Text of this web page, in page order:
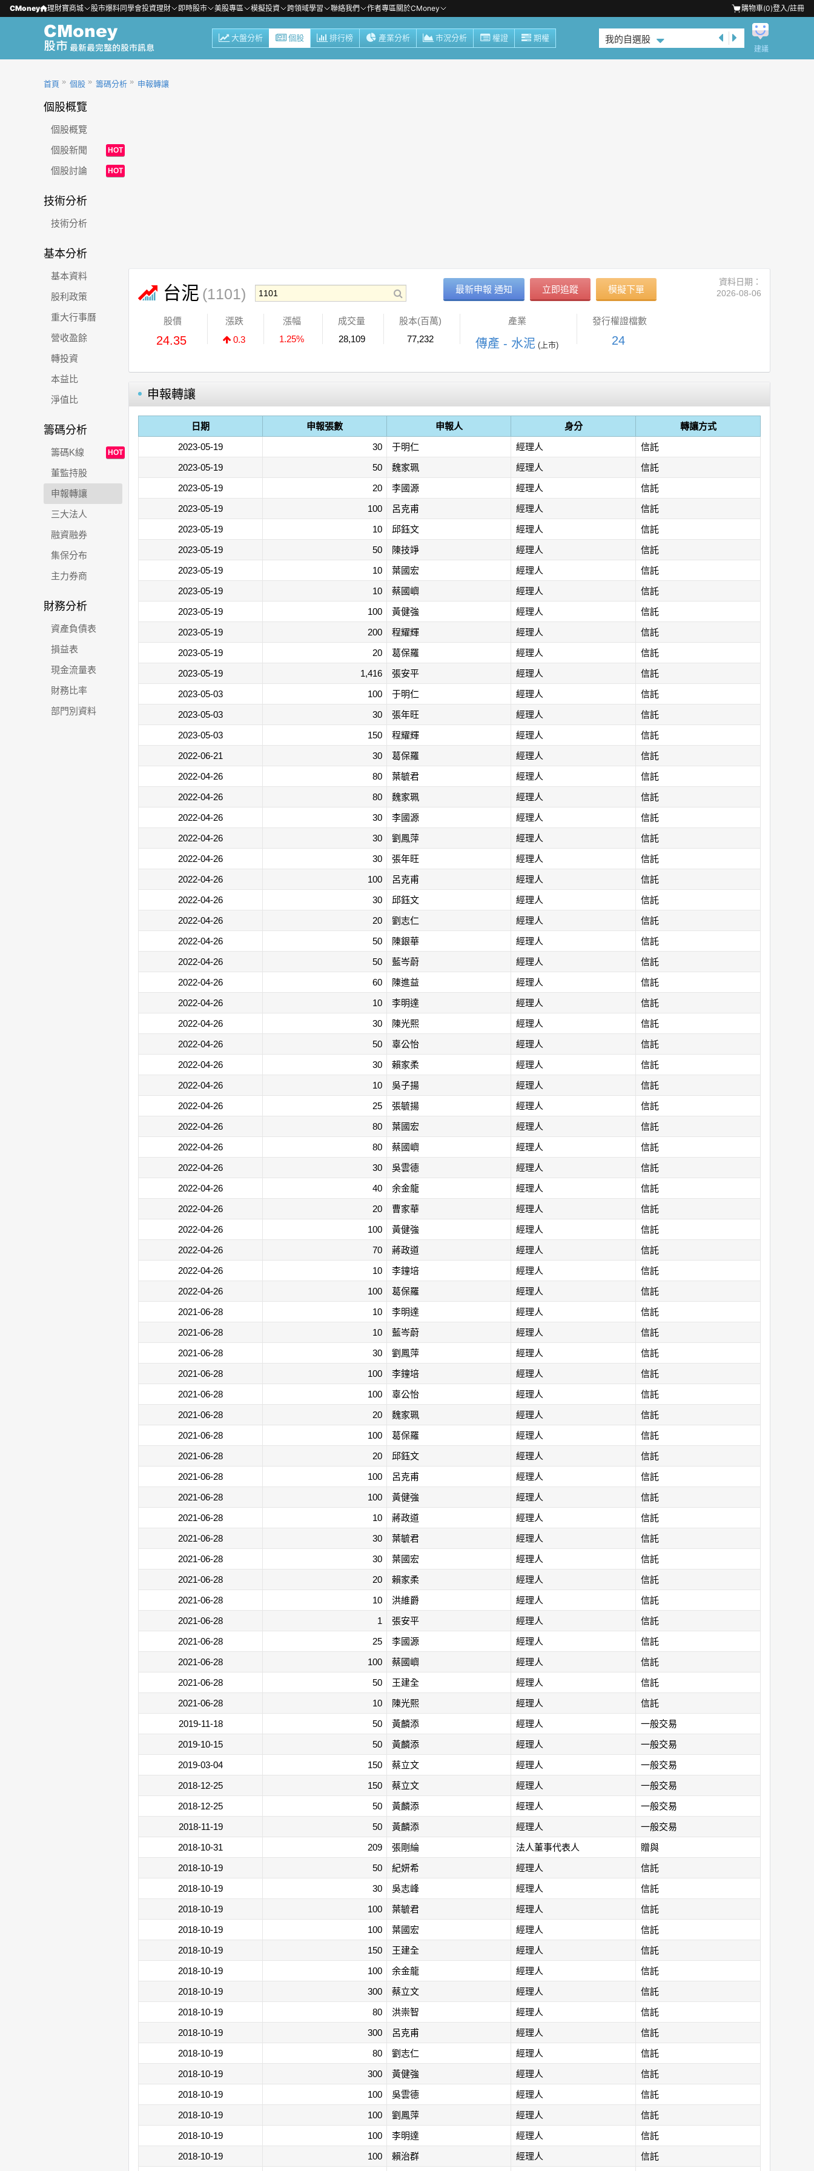
CMoney 理財寶商城 股市爆料同學會投資理財 即時股市 美股專區 模擬投資 跨領域學習 聯絡我們 作者專區關於CMoney 購物車(0)登入/註冊
大盤分析 個股 排行榜 產業分析 市況分析 權證 期權 我的自選股
建議
首頁 個股 籌碼分析 申報轉讓
個股概覽
個股概覽
個股新聞
HOT
個股討論 HOT
技術分析
技術分析
基本分析
基本資料
股利政策
重大行事曆
營收盈餘
轉投資
本益比
淨值比
籌碼分析
籌碼K線 HOT
董監持股
申報轉讓
三大法人
融資融券
集保分布
主力券商
財務分析
資產負債表
損益表
現金流量表
財務比率
部門別資料
台泥 (1101) 最新申報 通知 立即追蹤 模擬下單
資料日期：
2026-08-06
股價
24.35
漲跌
0.3
漲幅
1.25%
成交量
28,109
股本(百萬)
77,232
產業
傳產 - 水泥 (上市)
發行權證檔數
24
申報轉讓
日期 申報張數 申報人 身分
轉讓方式
2023-05-19
30 于明仁 經理人
信託
2023-05-19
50 魏家珮 經理人
信託
2023-05-19
20 李國源 經理人
信託
2023-05-19
100 呂克甫 經理人
信託
2023-05-19
10 邱鈺文 經理人
信託
2023-05-19
50 陳技竫 經理人
信託
2023-05-19
10 葉國宏 經理人
信託
2023-05-19
10 蔡國嶼 經理人
信託
2023-05-19
100 黃健強 經理人
信託
2023-05-19
200 程耀輝 經理人
信託
2023-05-19
20 葛保羅 經理人
信託
2023-05-19
1,416 張安平 經理人
信託
2023-05-03
100 于明仁 經理人
信託
2023-05-03
30 張年旺 經理人
信託
2023-05-03
150 程耀輝 經理人
信託
2022-06-21
30 葛保羅 經理人
信託
2022-04-26
80 葉毓君 經理人
信託
2022-04-26
80 魏家珮 經理人
信託
2022-04-26
30 李國源 經理人
信託
2022-04-26
30 劉鳳萍 經理人
信託
2022-04-26
30 張年旺 經理人
信託
2022-04-26
100 呂克甫 經理人
信託
2022-04-26
30 邱鈺文 經理人
信託
2022-04-26
20 劉志仁 經理人
信託
2022-04-26
50 陳銀華 經理人
信託
2022-04-26
50 藍岑蔚 經理人
信託
2022-04-26
60 陳進益 經理人
信託
2022-04-26
10 李明達 經理人
信託
2022-04-26
30 陳光熙 經理人
信託
2022-04-26
50 辜公怡 經理人
信託
2022-04-26
30 賴家柔 經理人
信託
2022-04-26
10 吳子揚 經理人
信託
2022-04-26
25 張毓揚 經理人
信託
2022-04-26
80 葉國宏 經理人
信託
2022-04-26
80 蔡國嶼 經理人
信託
2022-04-26
30 吳雲德 經理人
信託
2022-04-26
40 余金龍 經理人
信託
2022-04-26
20 曹家華 經理人
信託
2022-04-26
100 黃健強 經理人
信託
2022-04-26
70 蔣政道 經理人
信託
2022-04-26
10 李鐘培 經理人
信託
2022-04-26
100 葛保羅 經理人
信託
2021-06-28
10 李明達 經理人
信託
2021-06-28
10 藍岑蔚 經理人
信託
2021-06-28
30 劉鳳萍 經理人
信託
2021-06-28
100 李鐘培 經理人
信託
2021-06-28
100 辜公怡 經理人
信託
2021-06-28
20 魏家珮 經理人
信託
2021-06-28
100 葛保羅 經理人
信託
2021-06-28
20 邱鈺文 經理人
信託
2021-06-28
100 呂克甫 經理人
信託
2021-06-28
100 黃健強 經理人
信託
2021-06-28
10 蔣政道 經理人
信託
2021-06-28
30 葉毓君 經理人
信託
2021-06-28
30 葉國宏 經理人
信託
2021-06-28
20 賴家柔 經理人
信託
2021-06-28
10 洪維爵 經理人
信託
2021-06-28
1 張安平 經理人
信託
2021-06-28
25 李國源 經理人
信託
2021-06-28
100 蔡國嶼 經理人
信託
2021-06-28
50 王建全 經理人
信託
2021-06-28
10 陳光熙 經理人
信託
2019-11-18
50 黃麟添 經理人
一般交易
2019-10-15
50 黃麟添 經理人
一般交易
2019-03-04
150 蔡立文 經理人
一般交易
2018-12-25
150 蔡立文 經理人
一般交易
2018-12-25
50 黃麟添 經理人
一般交易
2018-11-19
50 黃麟添 經理人
一般交易
2018-10-31
209 張剛綸 法人董事代表人
贈與
2018-10-19
50 紀妍希 經理人
信託
2018-10-19
30 吳志峰 經理人
信託
2018-10-19
100 葉毓君 經理人
信託
2018-10-19
100 葉國宏 經理人
信託
2018-10-19
150 王建全 經理人
信託
2018-10-19
100 余金龍 經理人
信託
2018-10-19
300 蔡立文 經理人
信託
2018-10-19
80 洪崇智 經理人
信託
2018-10-19
300 呂克甫 經理人
信託
2018-10-19
80 劉志仁 經理人
信託
2018-10-19
300 黃健強 經理人
信託
2018-10-19
100 吳雲德 經理人
信託
2018-10-19
100 劉鳳萍 經理人
信託
2018-10-19
100 李明達 經理人
信託
2018-10-19
100 賴治群 經理人 信託